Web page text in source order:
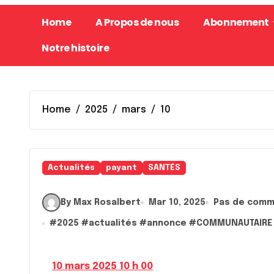
Home A Propos de nous Abonnement
Notre histoire
Home 2025 mars 10
Actualités payant SANTÉS
By Max Rosalbert Mar 10, 2025 Pas de
#2025 #actualités #annonce #COMMUNAUTAIRE
10 mars 2025 10 h 00